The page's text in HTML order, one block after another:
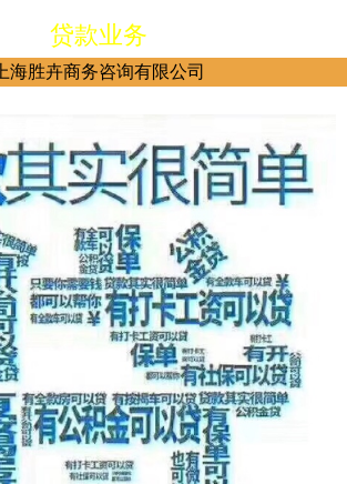
贷款业务
上海胜卉商务咨询有限公司